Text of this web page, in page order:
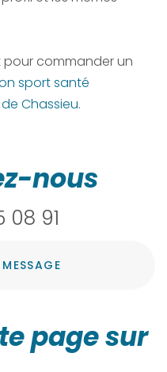
pour commander un
sport santé
de Chassieu.
nous
08 91
page sur